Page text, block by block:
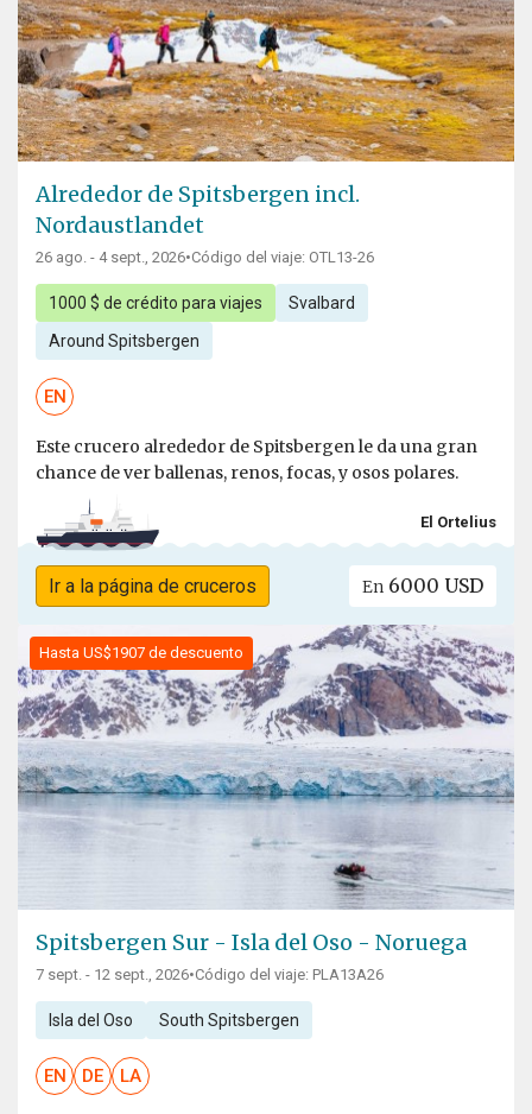
Alrededor de Spitsbergen incl.
Nordaustlandet
26 ago. - 4 sept., 2026•Código del viaje: OTL13-26
1000 $ de crédito para viajes Svalbard
Around Spitsbergen
EN
Este crucero alrededor de Spitsbergen le da una gran
chance de ver ballenas, renos, focas, y osos polares.
El Ortelius
Ir a la página de cruceros En 6000 USD
Hasta US$1907 de descuento
Spitsbergen Sur - Isla del Oso - Noruega
7 sept. - 12 sept., 2026•Código del viaje: PLA13A26
Isla del Oso South Spitsbergen
EN DE LA